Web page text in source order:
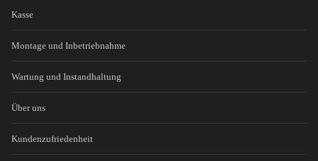
Kasse
Montage und Inbetriebnahme
Wartung und Instandhaltung
Über uns
Kundenzufriedenheit